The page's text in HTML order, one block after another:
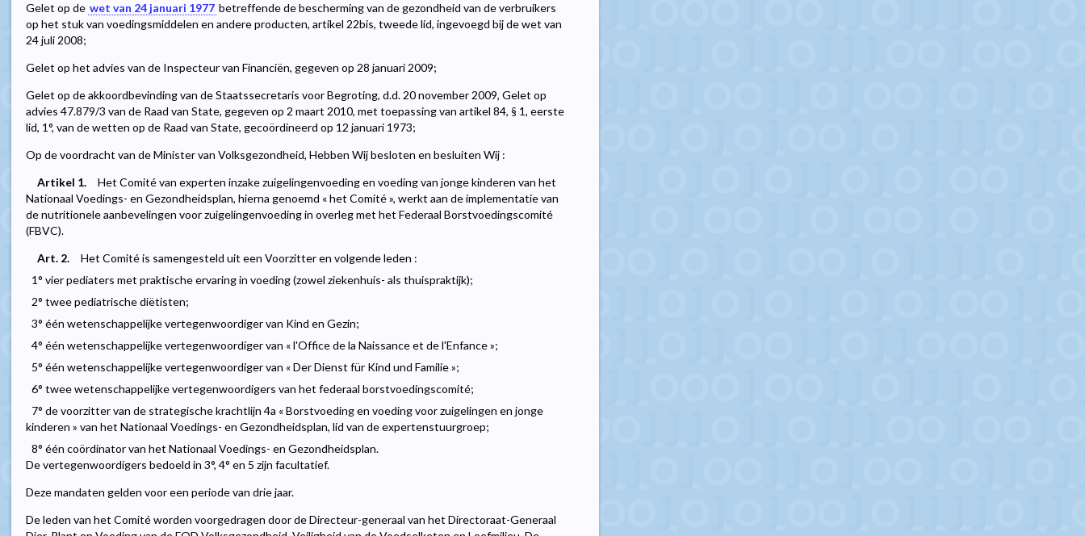
Gelet op de wet van 24 januari 1977 betreffende de bescherming van de gezondheid van de verbruikers
op het stuk van voedingsmiddelen en andere producten, artikel 22bis, tweede lid, ingevoegd bij de wet van
24 juli 2008;
Gelet op het advies van de Inspecteur van Financiën, gegeven op 28 januari 2009;
Gelet op de akkoordbevinding van de Staatssecretaris voor Begroting, d.d. 20 november 2009, Gelet op
advies 47.879/3 van de Raad van State, gegeven op 2 maart 2010, met toepassing van artikel 84, § 1, eerste
lid, 1°, van de wetten op de Raad van State, gecoördineerd op 12 januari 1973;
Op de voordracht van de Minister van Volksgezondheid, Hebben Wij besloten en besluiten Wij :
Artikel 1.
Het Comité van experten inzake zuigelingenvoeding en voeding van jonge kinderen van het
Nationaal Voedings- en Gezondheidsplan, hierna genoemd « het Comité », werkt aan de implementatie van
de nutritionele aanbevelingen voor zuigelingenvoeding in overleg met het Federaal Borstvoedingscomité
(FBVC).
Art. 2.
Het Comité is samengesteld uit een Voorzitter en volgende leden :
1° vier pediaters met praktische ervaring in voeding (zowel ziekenhuis- als thuispraktijk);
2° twee pediatrische diëtisten;
3° één wetenschappelijke vertegenwoordiger van Kind en Gezin;
4° één wetenschappelijke vertegenwoordiger van « l'Office de la Naissance et de l'Enfance »;
5° één wetenschappelijke vertegenwoordiger van « Der Dienst für Kind und Familie »;
6° twee wetenschappelijke vertegenwoordigers van het federaal borstvoedingscomité;
7° de voorzitter van de strategische krachtlijn 4a « Borstvoeding en voeding voor zuigelingen en jonge
kinderen » van het Nationaal Voedings- en Gezondheidsplan, lid van de expertenstuurgroep;
8° één coördinator van het Nationaal Voedings- en Gezondheidsplan.
De vertegenwoordigers bedoeld in 3°, 4° en 5 zijn facultatief.
Deze mandaten gelden voor een periode van drie jaar.
De leden van het Comité worden voorgedragen door de Directeur-generaal van het Directoraat-Generaal